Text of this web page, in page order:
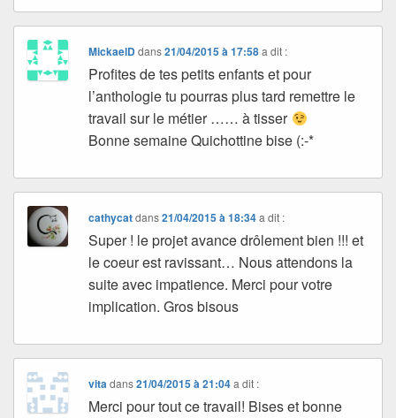
MickaelDdans21/04/2015 à 17:58 a dit :
Profites de tes petits enfants et pour
l’anthologie tu pourras plus tard remettre le
travail sur le métier …… à tisser
Bonne semaine Quichottine bise (:-*
cathycatdans21/04/2015 à 18:34 a dit :
Super ! le projet avance drôlement bien !!! et
le coeur est ravissant… Nous attendons la
suite avec impatience. Merci pour votre
implication. Gros bisous
vitadans21/04/2015 à 21:04 a dit :
Merci pour tout ce travail! Bises et bonne